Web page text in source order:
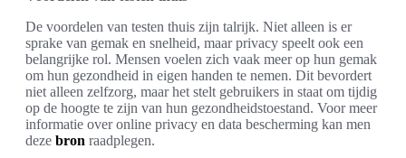
De voordelen van testen thuis zijn talrijk. Niet alleen is er
sprake van gemak en snelheid, maar privacy speelt ook een
belangrijke rol. Mensen voelen zich vaak meer op hun gemak
om hun gezondheid in eigen handen te nemen. Dit bevordert
niet alleen zelfzorg, maar het stelt gebruikers in staat om tijdig
op de hoogte te zijn van hun gezondheidstoestand. Voor meer
informatie over online privacy en data bescherming kan men
deze bron raadplegen.